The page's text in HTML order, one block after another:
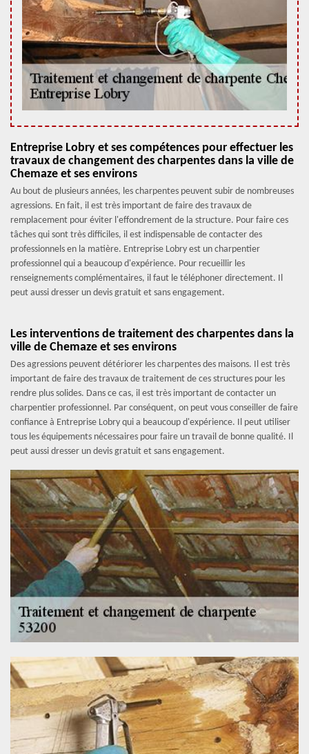
Entreprise Lobry et ses compétences pour effectuer les
travaux de changement des charpentes dans la ville de
Chemaze et ses environs
Au bout de plusieurs années, les charpentes peuvent subir de nombreuses
agressions. En fait, il est très important de faire des travaux de
remplacement pour éviter l'effondrement de la structure. Pour faire ces
tâches qui sont très difficiles, il est indispensable de contacter des
professionnels en la matière. Entreprise Lobry est un charpentier
professionnel qui a beaucoup d'expérience. Pour recueillir les
renseignements complémentaires, il faut le téléphoner directement. Il
peut aussi dresser un devis gratuit et sans engagement.
Les interventions de traitement des charpentes dans la
ville de Chemaze et ses environs
Des agressions peuvent détériorer les charpentes des maisons. Il est très
important de faire des travaux de traitement de ces structures pour les
rendre plus solides. Dans ce cas, il est très important de contacter un
charpentier professionnel. Par conséquent, on peut vous conseiller de faire
confiance à Entreprise Lobry qui a beaucoup d'expérience. Il peut utiliser
tous les équipements nécessaires pour faire un travail de bonne qualité. Il
peut aussi dresser un devis gratuit et sans engagement.